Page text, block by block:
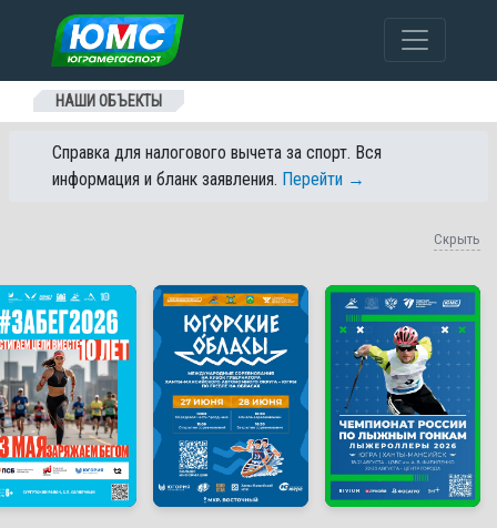
Перейти к содержанию
НАШИ ОБЪЕКТЫ
Справка для налогового вычета за спорт. Вся
информация и бланк заявления. Перейти →
Скрыть